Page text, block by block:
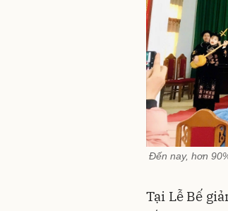
Đến nay, hơn
Tại Lễ Bế